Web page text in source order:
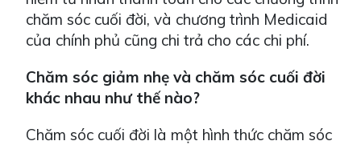
chăm sóc cuối đời, và chương trình Medicaid
của chính phủ cũng chi trả cho các chi phí.
Chăm sóc giảm nhẹ và chăm sóc cuối đời
khác nhau như thế nào?
Chăm sóc cuối đời là một hình thức chăm sóc